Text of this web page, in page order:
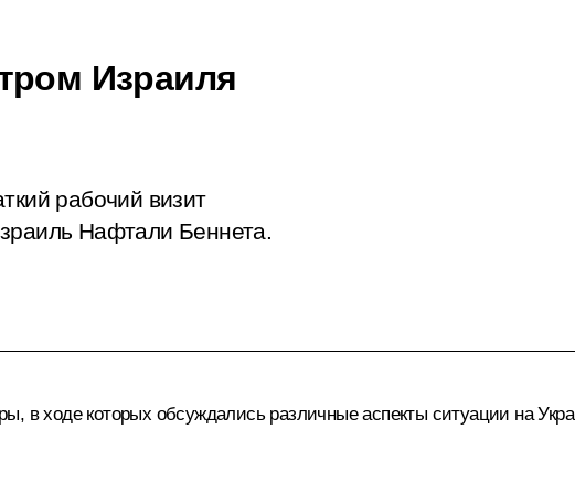
Израиля
рабочий визит
Нафтали Беннета.
в ходе которых обсуждались различные аспекты ситуации на